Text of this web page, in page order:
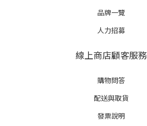
品牌一覽
人力招募
線上商店顧客服務
購物問答
配送與取貨
發票說明